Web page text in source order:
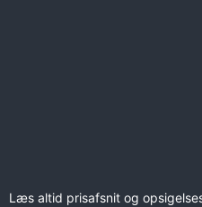
Læs altid prisafsnit og